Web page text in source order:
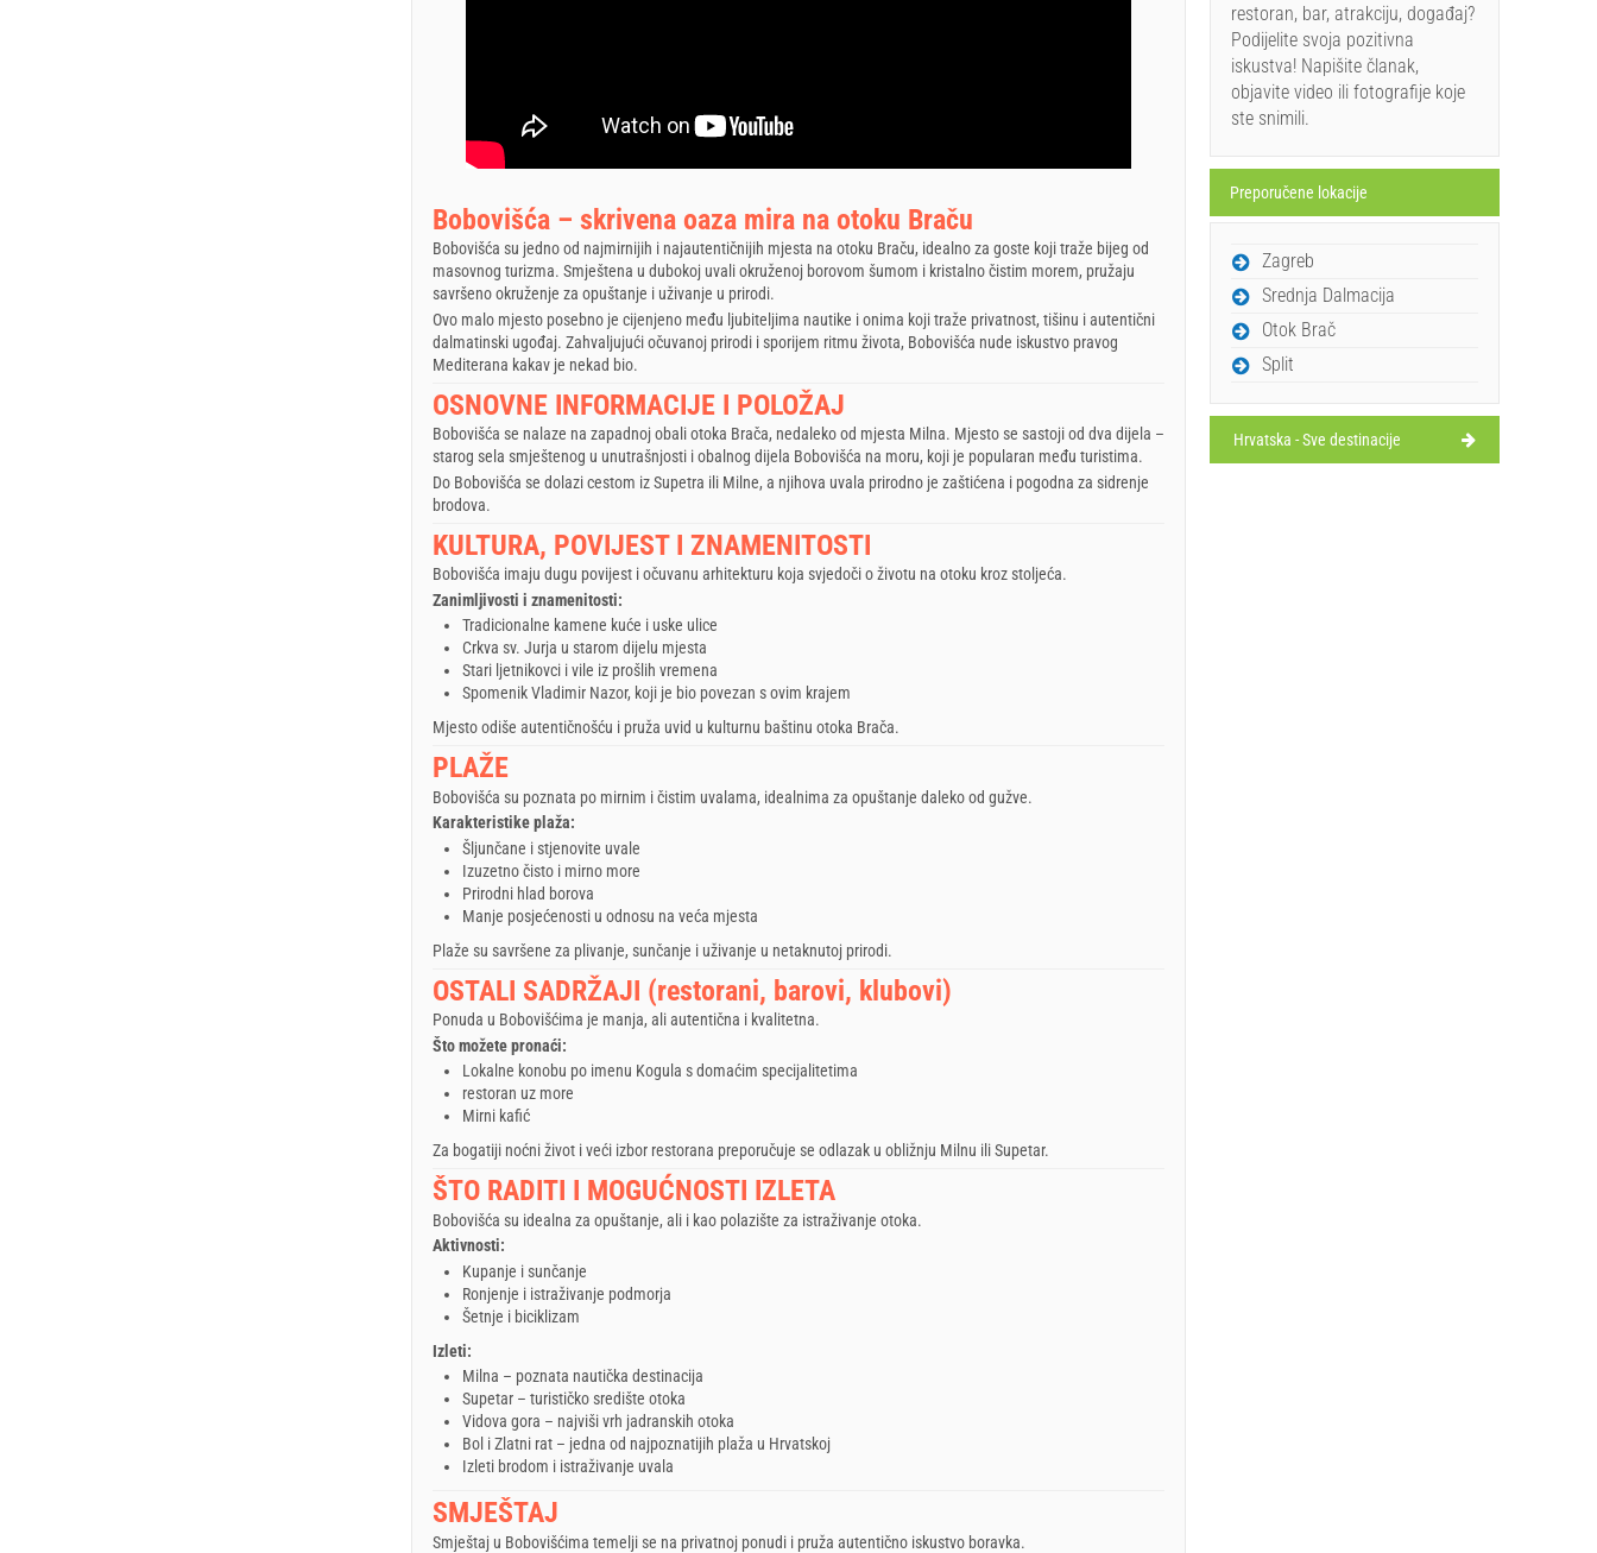
Bobovišća – skrivena oaza mira na otoku Braču
Bobovišća su jedno od najmirnijih i najautentičnijih mjesta na otoku Braču, idealno za goste koji traže bijeg od
masovnog turizma. Smještena u dubokoj uvali okruženoj borovom šumom i kristalno čistim morem, pružaju
savršeno okruženje za opuštanje i uživanje u prirodi.
Ovo malo mjesto posebno je cijenjeno među ljubiteljima nautike i onima koji traže privatnost, tišinu i autentični
dalmatinski ugođaj. Zahvaljujući očuvanoj prirodi i sporijem ritmu života, Bobovišća nude iskustvo pravog
Mediterana kakav je nekad bio.
OSNOVNE INFORMACIJE I POLOŽAJ
Bobovišća se nalaze na zapadnoj obali otoka Brača, nedaleko od mjesta Milna. Mjesto se sastoji od dva dijela –
starog sela smještenog u unutrašnjosti i obalnog dijela Bobovišća na moru, koji je popularan među turistima.
Do Bobovišća se dolazi cestom iz Supetra ili Milne, a njihova uvala prirodno je zaštićena i pogodna za sidrenje
brodova.
KULTURA, POVIJEST I ZNAMENITOSTI
Bobovišća imaju dugu povijest i očuvanu arhitekturu koja svjedoči o životu na otoku kroz stoljeća.
Zanimljivosti i znamenitosti:
Tradicionalne kamene kuće i uske ulice
Crkva sv. Jurja u starom dijelu mjesta
Stari ljetnikovci i vile iz prošlih vremena
SpomenikVladimir Nazor, koji je bio povezan s ovim krajem
Mjesto odiše autentičnošću i pruža uvid u kulturnu baštinu otoka Brača.
PLAŽE
Bobovišća su poznata po mirnim i čistim uvalama, idealnima za opuštanje daleko od gužve.
Karakteristike plaža:
Šljunčane i stjenovite uvale
Izuzetno čisto i mirno more
Prirodni hlad borova
Manje posjećenosti u odnosu na veća mjesta
Plaže su savršene za plivanje, sunčanje i uživanje u netaknutoj prirodi.
OSTALI SADRŽAJI (restorani, barovi, klubovi)
Ponuda u Bobovišćima je manja, ali autentična i kvalitetna.
Što možete pronaći:
Lokalne konobu po imenu Kogula s domaćim specijalitetima
restoran uz more
Mirni kafić
Za bogatiji noćni život i veći izbor restorana preporučuje se odlazak u obližnju Milnu ili Supetar.
ŠTO RADITI I MOGUĆNOSTI IZLETA
Bobovišća su idealna za opuštanje, ali i kao polazište za istraživanje otoka.
Aktivnosti:
Kupanje i sunčanje
Ronjenje i istraživanje podmorja
Šetnje i biciklizam
Izleti:
Milna – poznata nautička destinacija
Supetar – turističko središte otoka
Vidova gora – najviši vrh jadranskih otoka
Bol i Zlatni rat – jedna od najpoznatijih plaža u Hrvatskoj
Izleti brodom i istraživanje uvala
SMJEŠTAJ
Smještaj u Bobovišćima temelji se na privatnoj ponudi i pruža autentično iskustvo boravka.
restoran, bar, atrakciju, događaj?
Podijelite svoja pozitivna
iskustva! Napišite članak,
objavite video ili fotografije koje
ste snimili.
Preporučene lokacije
Zagreb
Srednja Dalmacija
Otok Brač
Split
Hrvatska - Sve destinacije